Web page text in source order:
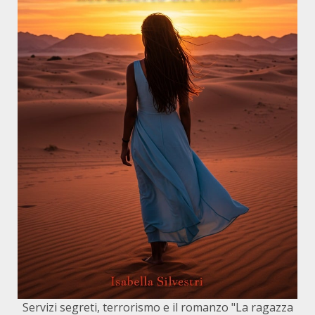
Servizi segreti, terrorismo e il romanzo "La ragazza